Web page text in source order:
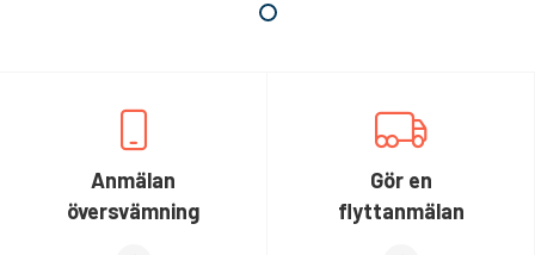
Anmälan
översvämning
Gör en
flyttanmälan